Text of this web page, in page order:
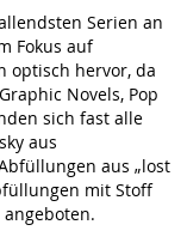
Serien an
Fokus auf
optisch hervor, da
Novels, Pop
sich fast alle
aus
aus „lost
mit Stoff